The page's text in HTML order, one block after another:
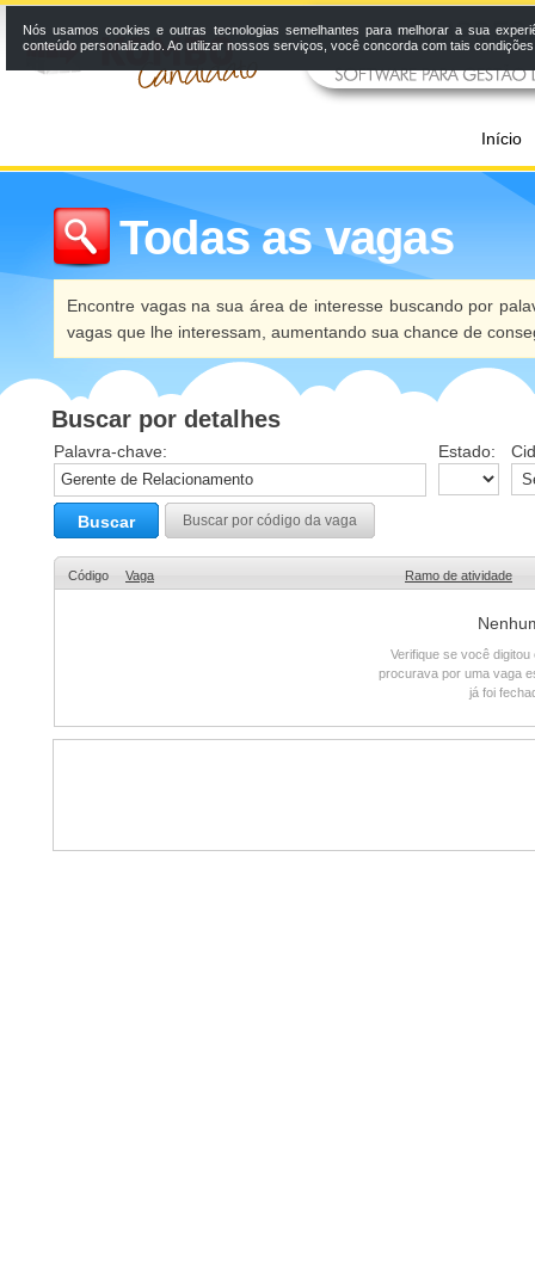
Início
Todas as vagas
Encontre vagas na sua área de interesse buscando por
vagas que lhe interessam, aumentando sua chance de
Buscar por detalhes
Palavra-chave: Estado:
Buscar Buscar por código da vaga
Código Vaga Ramo de atividade
Verifique se você
procurava por uma vaga
já foi
Nós usamos cookies e outras tecnologias semelhantes para melhorar a sua
conteúdo personalizado. Ao utilizar nossos serviços, você concorda com tais